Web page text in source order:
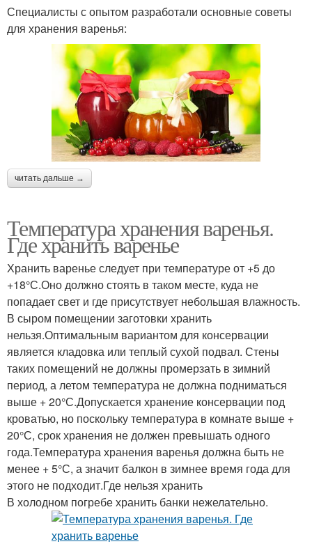
Специалисты с опытом разработали основные советы
для хранения варенья:
читать дальше →
Температура хранения варенья.
Где хранить варенье
Хранить варенье следует при температуре от +5 до
+18°С.Оно должно стоять в таком месте, куда не
попадает свет и где присутствует небольшая влажность.
В сыром помещении заготовки хранить
нельзя.Оптимальным вариантом для консервации
является кладовка или теплый сухой подвал. Стены
таких помещений не должны промерзать в зимний
период, а летом температура не должна подниматься
выше + 20°С.Допускается хранение консервации под
кроватью, но поскольку температура в комнате выше +
20°С, срок хранения не должен превышать одного
года.Температура хранения варенья должна быть не
менее + 5°С, а значит балкон в зимнее время года для
этого не подходит.Где нельзя хранить
В холодном погребе хранить банки нежелательно.